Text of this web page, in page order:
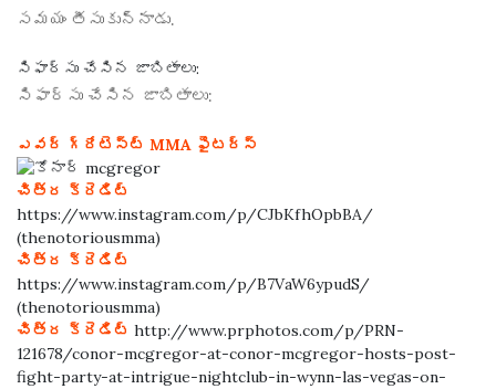
సమయం తీసుకున్నాడు.
సిఫార్సు చేసిన జాబితాలు:
సిఫార్సు చేసిన జాబితాలు:
ఎవర్ గ్రేటెస్ట్ MMA ఫైటర్స్
చిత్ర క్రెడిట్
https://www.instagram.com/p/CJbKfhOpbBA/
(thenotoriousmma)
చిత్ర క్రెడిట్
https://www.instagram.com/p/B7VaW6ypudS/
(thenotoriousmma)
చిత్ర క్రెడిట్ http://www.prphotos.com/p/PRN-
121678/conor-mcgregor-at-conor-mcgregor-hosts-post-
fight-party-at-intrigue-nightclub-in-wynn-las-vegas-on-